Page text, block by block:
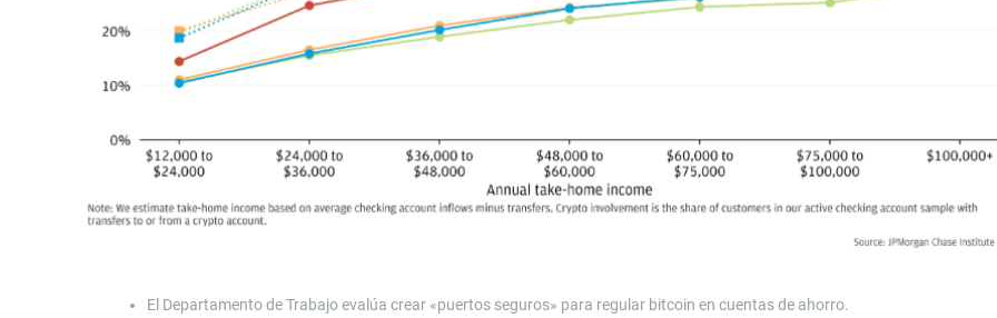
El Departamento de Trabajo evalúa crear «puertos seguros» para regular bitcoin en cuentas de ahorro.